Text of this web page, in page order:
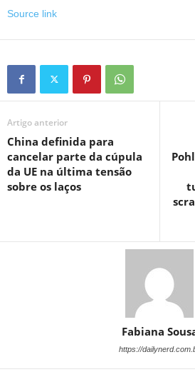
Source link
Artigo anterior
China definida para
cancelar parte da cúpula
da UE na última tensão
sobre os laços
Fabiana
https://